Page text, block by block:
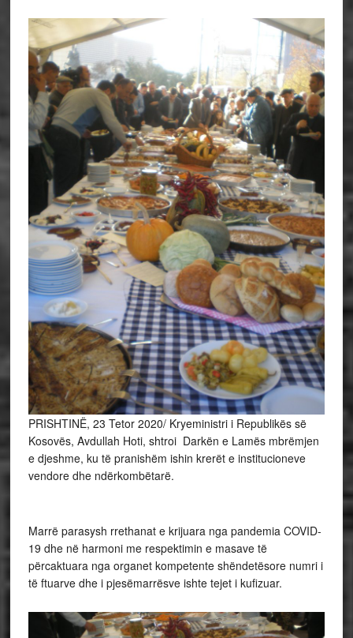
PRISHTINË, 23 Tetor 2020/ Kryeministri i Republikës së
Kosovës, Avdullah Hoti, shtroi Darkën e Lamës mbrëmjen
e djeshme, ku të pranishëm ishin krerët e institucioneve
vendore dhe ndërkombëtarë.
Marrë parasysh rrethanat e krijuara nga pandemia COVID-
19 dhe në harmoni me respektimin e masave të
përcaktuara nga organet kompetente shëndetësore numri i
të ftuarve dhe i pjesëmarrësve ishte tejet i kufizuar.